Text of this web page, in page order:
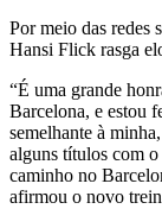
Por meio das redes
Hansi Flick rasga
“É uma grande
Barcelona, e estou
semelhante à
alguns títulos com
caminho no
afirmou o novo